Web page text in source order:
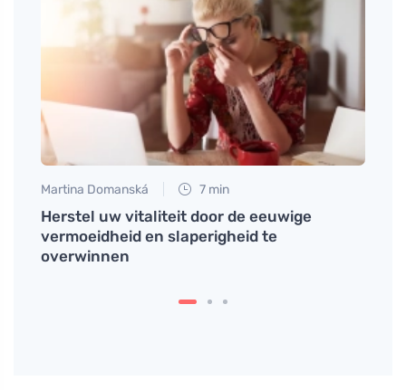
Martina Domanská 7 min
Herstel uw vitaliteit door de eeuwige
vermoeidheid en slaperigheid te
overwinnen